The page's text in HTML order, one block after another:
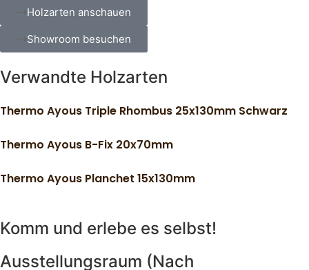
Holzarten anschauen
Showroom besuchen
Verwandte Holzarten
Thermo Ayous Triple Rhombus 25x130mm Schwarz
Thermo Ayous B-Fix 20x70mm
Thermo Ayous Planchet 15x130mm
Komm und erlebe es selbst!
Ausstellungsraum (Nach